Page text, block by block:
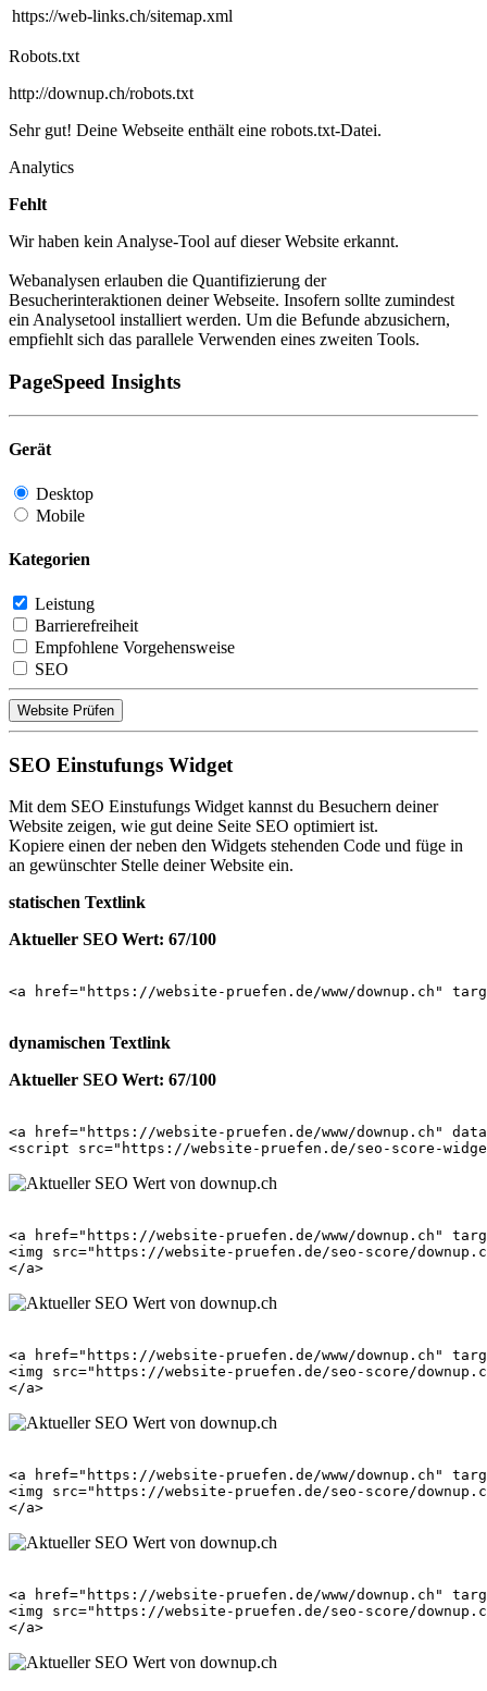
https://web-links.ch/sitemap.xml
Robots.txt
http://downup.ch/robots.txt
Sehr gut! Deine Webseite enthält eine robots.txt-Datei.
Analytics
Fehlt
Wir haben kein Analyse-Tool auf dieser Website erkannt.
Webanalysen erlauben die Quantifizierung der
Besucherinteraktionen deiner Webseite. Insofern sollte zumindest
ein Analysetool installiert werden. Um die Befunde abzusichern,
empfiehlt sich das parallele Verwenden eines zweiten Tools.
PageSpeed Insights
Gerät
Desktop
Mobile
Kategorien
Leistung
Barrierefreiheit
Empfohlene Vorgehensweise
SEO
Website Prüfen
SEO Einstufungs Widget
Mit dem SEO Einstufungs Widget kannst du Besuchern deiner
Website zeigen, wie gut deine Seite SEO optimiert ist.
Kopiere einen der neben den Widgets stehenden Code und füge in
an gewünschter Stelle deiner Website ein.
statischen Textlink
Aktueller SEO Wert: 67/100
<a href="https://website-pruefen.de/www/downup.ch"
dynamischen Textlink
Aktueller SEO Wert: 67/100
<a href="https://website-pruefen.de/www/downup.ch"
<a href="https://website-pruefen.de/www/downup.ch"
<img src="https://website-pruefen.de/seo-score/
<a href="https://website-pruefen.de/www/downup.ch"
<img src="https://website-pruefen.de/seo-score/
<a href="https://website-pruefen.de/www/downup.ch"
<img src="https://website-pruefen.de/seo-score/
<a href="https://website-pruefen.de/www/downup.ch"
<img src="https://website-pruefen.de/seo-score/